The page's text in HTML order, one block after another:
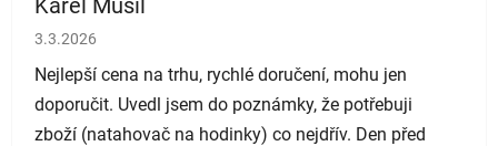
Hodnocení obchodu je 5 z 5 hvězdiček.
3.3.2026
Nejlepší cena na trhu, rychlé doručení, mohu jen
doporučit. Uvedl jsem do poznámky, že potřebuji
zboží (natahovač na hodinky) co nejdřív. Den před